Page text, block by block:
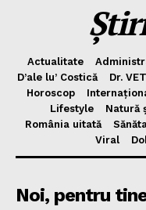
Actualitate
D’ale lu’ Costică
Dr. VET
Horoscop
Lifestyle
Natură
România uitată
Viral
Noi, pentru